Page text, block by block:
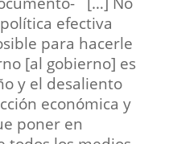
efectiva
para hacerle
[al gobierno] es
y el desaliento
económica y
poner en